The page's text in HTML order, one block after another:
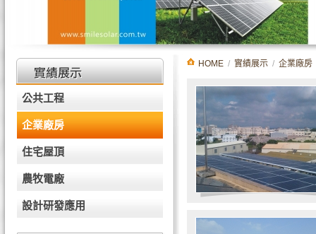
公共工程
企業廠房
住宅屋頂
農牧電廠
設計研發應用
HOME / 實績展示 / 企業廠房